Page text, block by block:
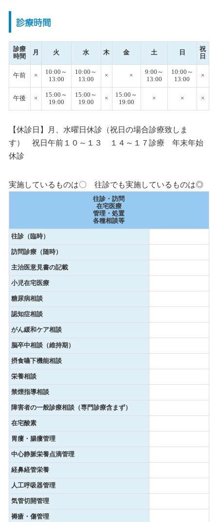
診療時間
診療
時間
月 火 水 木 金 土 日
祝
日
午前 ×
10:00～
13:00
10:00～
13:00
× ×
9:00～
13:00
10:00～
13:00
×
午後 ×
15:00～
19:00
15:00～
19:00
×
15:00～
19:00
× × ×
【休診日】月、水曜日休診（祝日の場合診療致しま
す） 祝日午前１０～１３ １４～１７診療 年末年始
休診
実施しているものは〇 往診でも実施しているものは◎
往診・訪問
在宅医療
管理・処置
各種相談等
往診（臨時）
訪問診療（随時）
主治医意見書の記載
小児在宅医療
糖尿病相談
認知症相談
がん緩和ケア相談
脳卒中相談（維持期）
摂食嚥下機能相談
栄養相談
禁煙指導相談
障害者の一般診療相談（専門診療含まず）
在宅酸素
胃瘻・腸瘻管理
中心静脈栄養点滴管理
経鼻経管栄養
人工呼吸器管理
気管切開管理
褥瘡・傷管理